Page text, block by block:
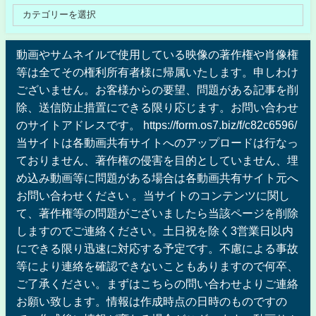
動画やサムネイルで使用している映像の著作権や肖像権
等は全てその権利所有者様に帰属いたします。申しわけ
ございません。お客様からの要望、問題がある記事を削
除、送信防止措置にできる限り応じます。お問い合わせ
のサイトアドレスです。 https://form.os7.biz/f/c82c6596/
当サイトは各動画共有サイトへのアップロードは行なっ
ておりません、著作権の侵害を目的としていません、埋
め込み動画等に問題がある場合は各動画共有サイト元へ
お問い合わせください 。当サイトのコンテンツに関し
て、著作権等の問題がございましたら当該ページを削除
しますのでご連絡ください。土日祝を除く3営業日以内
にできる限り迅速に対応する予定です。不慮による事故
等により連絡を確認できないこともありますので何卒、
ご了承ください。まずはこちらの問い合わせよりご連絡
お願い致します。情報は作成時点の日時のものですの